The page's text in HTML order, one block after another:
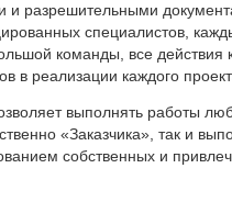
и разрешительными
специалистов,
команды, все действия
в реализации каждого
выполнять работы
«Заказчика», так и
собственных и